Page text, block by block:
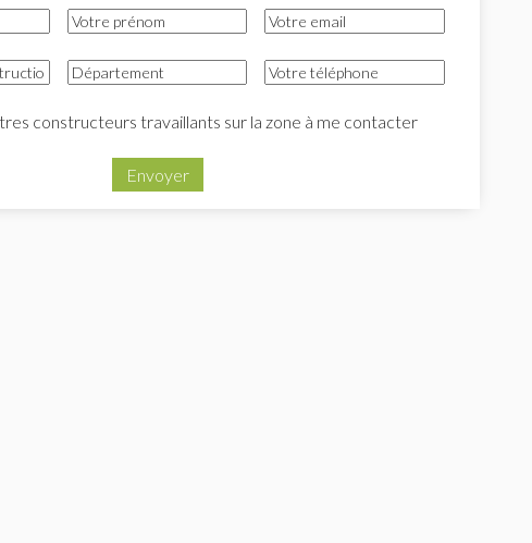
constructeurs travaillants sur la zone à me contacter
Envoyer